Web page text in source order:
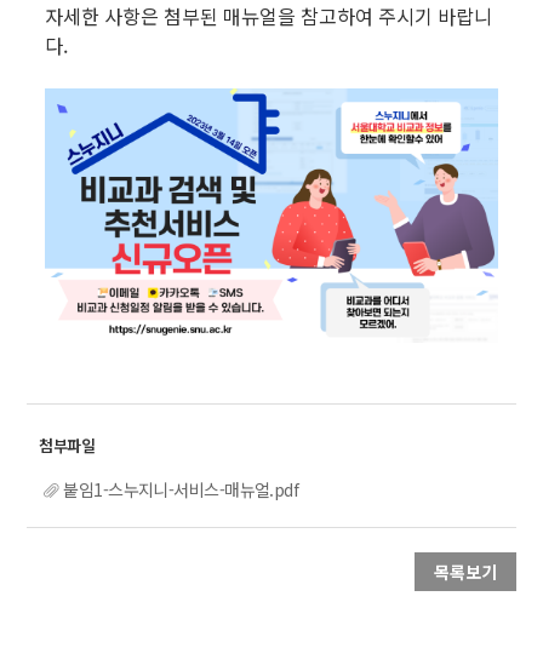
자세한 사항은 첨부된 매뉴얼을 참고하여 주시기 바랍니
다.
붙임1-스누지니-서비스-매뉴얼.pdf
목록보기